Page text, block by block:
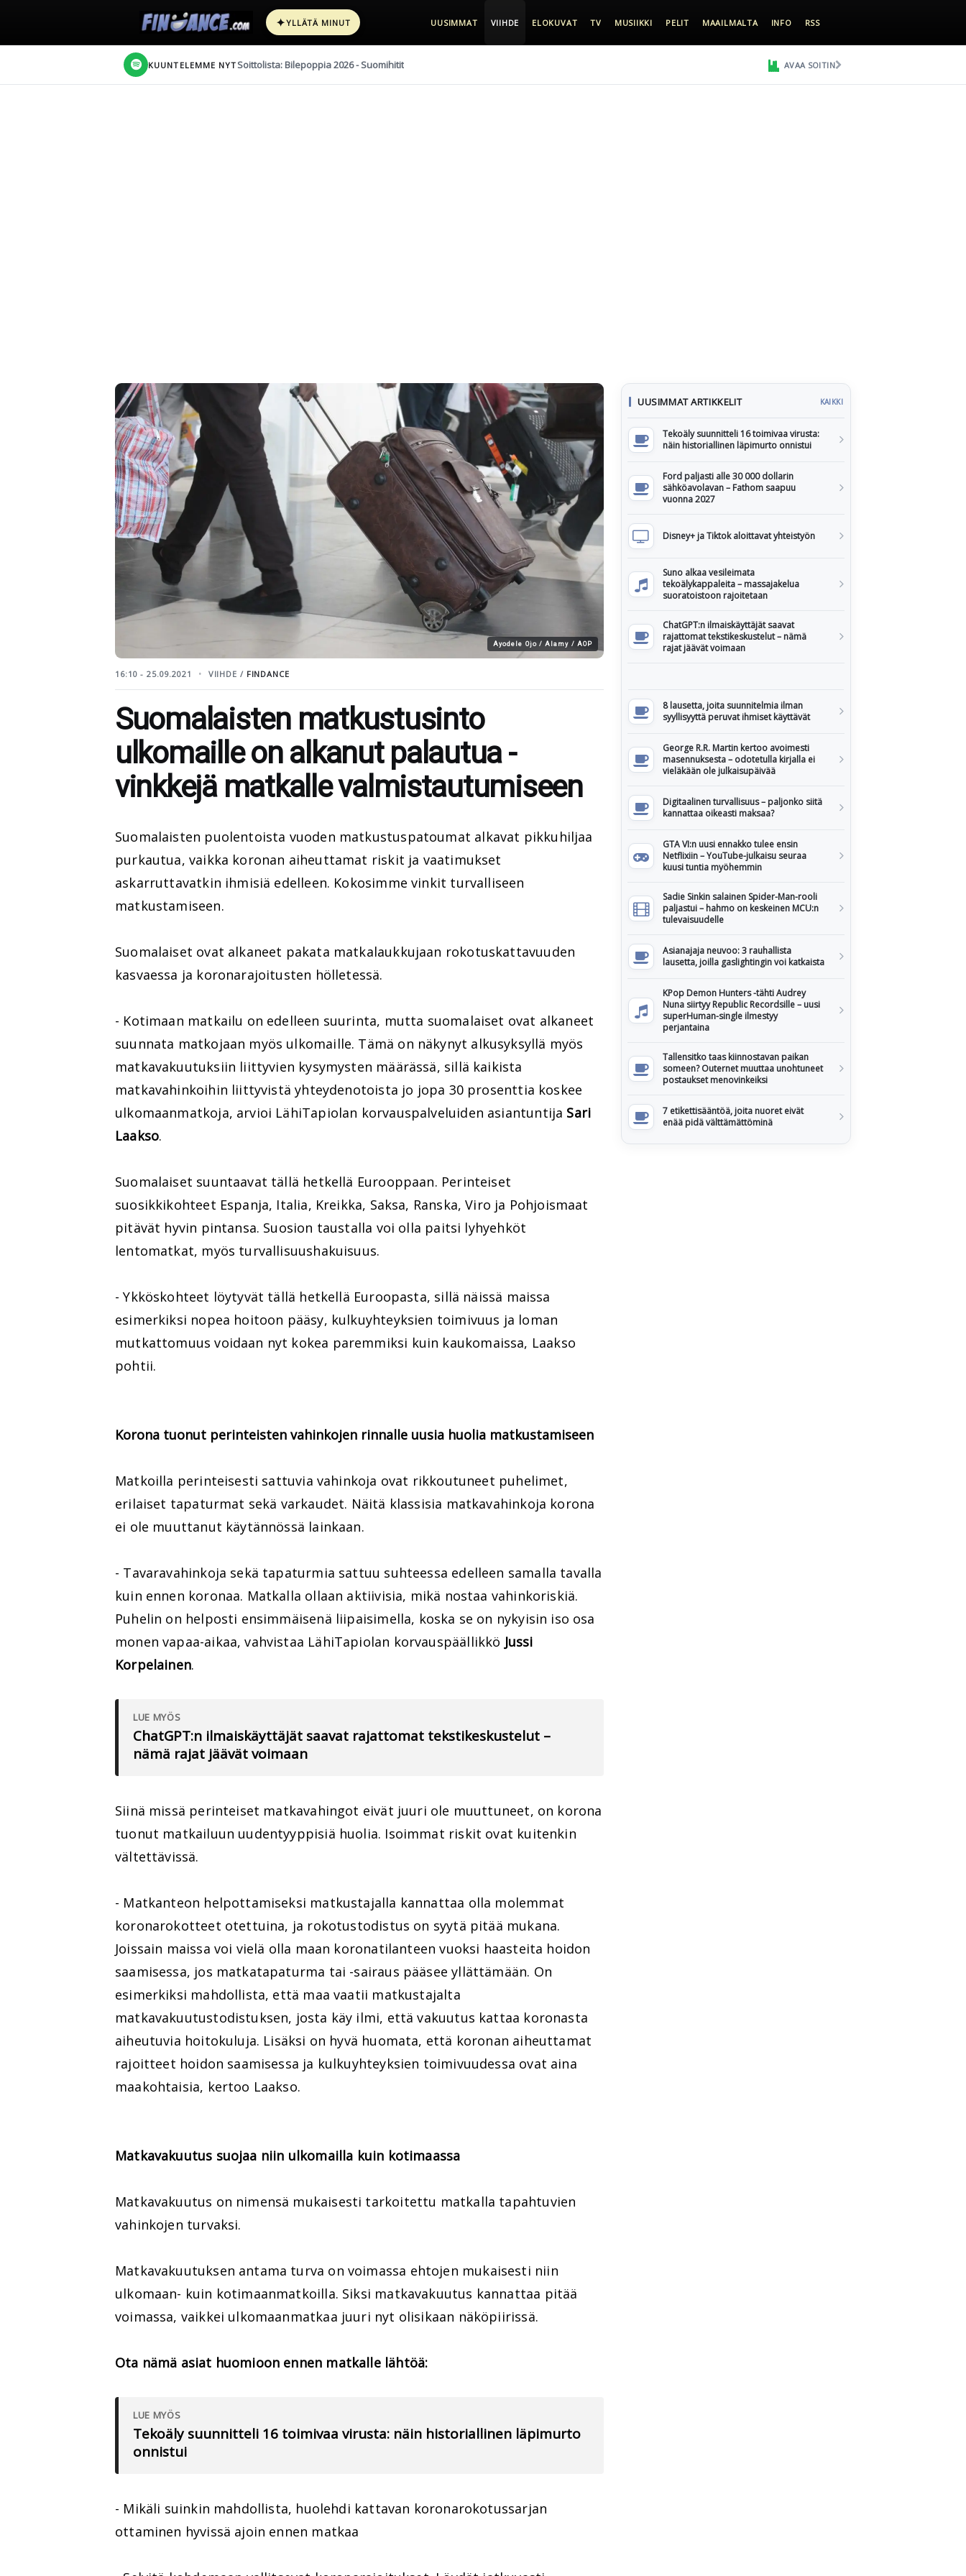
✦YLLÄTÄ MINUT UUSIMMAT VIIHDE ELOKUVAT TV MUSIIKKI PELIT MAAILMALTA INFO RSS
KUUNTELEMME NYT Soittolista: Bilepoppia 2026 - Suomihitit AVAA SOITIN
Ayodele Ojo / Alamy / AOP
16:10 - 25.09.2021 VIIHDE / FINDANCE
Suomalaisten matkustusinto
ulkomaille on alkanut palautua -
vinkkejä matkalle valmistautumiseen
Suomalaisten puolentoista vuoden matkustuspatoumat alkavat pikkuhiljaa
purkautua, vaikka koronan aiheuttamat riskit ja vaatimukset
askarruttavatkin ihmisiä edelleen. Kokosimme vinkit turvalliseen
matkustamiseen.
Suomalaiset ovat alkaneet pakata matkalaukkujaan rokotuskattavuuden
kasvaessa ja koronarajoitusten hölletessä.
- Kotimaan matkailu on edelleen suurinta, mutta suomalaiset ovat alkaneet
suunnata matkojaan myös ulkomaille. Tämä on näkynyt alkusyksyllä myös
matkavakuutuksiin liittyvien kysymysten määrässä, sillä kaikista
matkavahinkoihin liittyvistä yhteydenotoista jo jopa 30 prosenttia koskee
ulkomaanmatkoja, arvioi LähiTapiolan korvauspalveluiden asiantuntija Sari
Laakso.
Suomalaiset suuntaavat tällä hetkellä Eurooppaan. Perinteiset
suosikkikohteet Espanja, Italia, Kreikka, Saksa, Ranska, Viro ja Pohjoismaat
pitävät hyvin pintansa. Suosion taustalla voi olla paitsi lyhyehköt
lentomatkat, myös turvallisuushakuisuus.
- Ykköskohteet löytyvät tällä hetkellä Euroopasta, sillä näissä maissa
esimerkiksi nopea hoitoon pääsy, kulkuyhteyksien toimivuus ja loman
mutkattomuus voidaan nyt kokea paremmiksi kuin kaukomaissa, Laakso
pohtii.
Korona tuonut perinteisten vahinkojen rinnalle uusia huolia matkustamiseen
Matkoilla perinteisesti sattuvia vahinkoja ovat rikkoutuneet puhelimet,
erilaiset tapaturmat sekä varkaudet. Näitä klassisia matkavahinkoja korona
ei ole muuttanut käytännössä lainkaan.
- Tavaravahinkoja sekä tapaturmia sattuu suhteessa edelleen samalla tavalla
kuin ennen koronaa. Matkalla ollaan aktiivisia, mikä nostaa vahinkoriskiä.
Puhelin on helposti ensimmäisenä liipaisimella, koska se on nykyisin iso osa
monen vapaa-aikaa, vahvistaa LähiTapiolan korvauspäällikkö Jussi
Korpelainen.
LUE MYÖS
ChatGPT:n ilmaiskäyttäjät saavat rajattomat tekstikeskustelut –
nämä rajat jäävät voimaan
Siinä missä perinteiset matkavahingot eivät juuri ole muuttuneet, on korona
tuonut matkailuun uudentyyppisiä huolia. Isoimmat riskit ovat kuitenkin
vältettävissä.
- Matkanteon helpottamiseksi matkustajalla kannattaa olla molemmat
koronarokotteet otettuina, ja rokotustodistus on syytä pitää mukana.
Joissain maissa voi vielä olla maan koronatilanteen vuoksi haasteita hoidon
saamisessa, jos matkatapaturma tai -sairaus pääsee yllättämään. On
esimerkiksi mahdollista, että maa vaatii matkustajalta
matkavakuutustodistuksen, josta käy ilmi, että vakuutus kattaa koronasta
aiheutuvia hoitokuluja. Lisäksi on hyvä huomata, että koronan aiheuttamat
rajoitteet hoidon saamisessa ja kulkuyhteyksien toimivuudessa ovat aina
maakohtaisia, kertoo Laakso.
Matkavakuutus suojaa niin ulkomailla kuin kotimaassa
Matkavakuutus on nimensä mukaisesti tarkoitettu matkalla tapahtuvien
vahinkojen turvaksi.
Matkavakuutuksen antama turva on voimassa ehtojen mukaisesti niin
ulkomaan- kuin kotimaanmatkoilla. Siksi matkavakuutus kannattaa pitää
voimassa, vaikkei ulkomaanmatkaa juuri nyt olisikaan näköpiirissä.
Ota nämä asiat huomioon ennen matkalle lähtöä:
LUE MYÖS
Tekoäly suunnitteli 16 toimivaa virusta: näin historiallinen läpimurto
onnistui
- Mikäli suinkin mahdollista, huolehdi kattavan koronarokotussarjan
ottaminen hyvissä ajoin ennen matkaa
UUSIMMAT ARTIKKELIT KAIKKI
Tekoäly suunnitteli 16 toimivaa virusta:
näin historiallinen läpimurto onnistui
Ford paljasti alle 30 000 dollarin
sähköavolavan – Fathom saapuu
vuonna 2027
Disney+ ja Tiktok aloittavat yhteistyön
Suno alkaa vesileimata
tekoälykappaleita – massajakelua
suoratoistoon rajoitetaan
ChatGPT:n ilmaiskäyttäjät saavat
rajattomat tekstikeskustelut – nämä
rajat jäävät voimaan
8 lausetta, joita suunnitelmia ilman
syyllisyyttä peruvat ihmiset käyttävät
George R.R. Martin kertoo avoimesti
masennuksesta – odotetulla kirjalla ei
vieläkään ole julkaisupäivää
Digitaalinen turvallisuus – paljonko siitä
kannattaa oikeasti maksaa?
GTA VI:n uusi ennakko tulee ensin
Netflixiin – YouTube-julkaisu seuraa
kuusi tuntia myöhemmin
Sadie Sinkin salainen Spider-Man-rooli
paljastui – hahmo on keskeinen MCU:n
tulevaisuudelle
Asianajaja neuvoo: 3 rauhallista
lausetta, joilla gaslightingin voi katkaista
KPop Demon Hunters -tähti Audrey
Nuna siirtyy Republic Recordsille – uusi
superHuman-single ilmestyy
perjantaina
Tallensitko taas kiinnostavan paikan
someen? Outernet muuttaa unohtuneet
postaukset menovinkeiksi
7 etikettisääntöä, joita nuoret eivät
enää pidä välttämättöminä